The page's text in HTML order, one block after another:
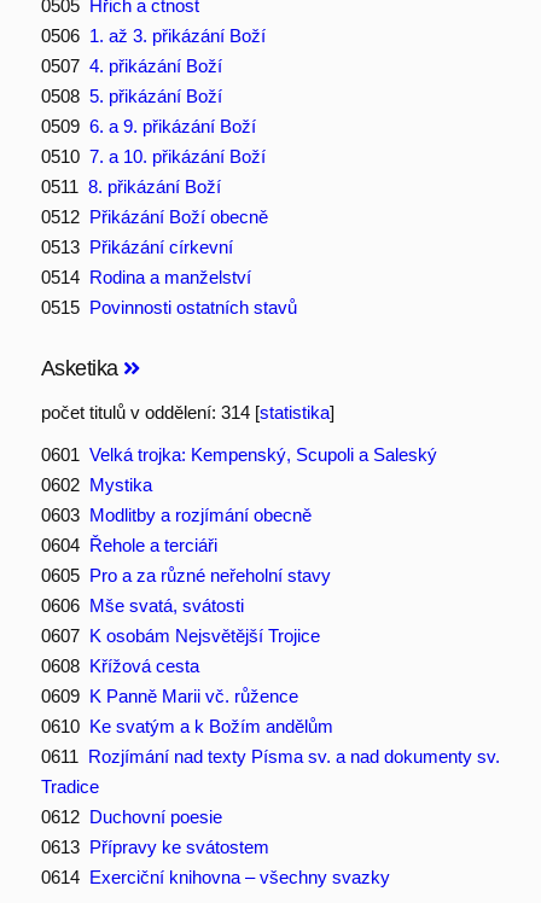
0505 Hřich a ctnost
0506 1. až 3. přikázání Boží
0507 4. přikázání Boží
0508 5. přikázání Boží
0509 6. a 9. přikázání Boží
0510 7. a 10. přikázání Boží
0511 8. přikázání Boží
0512 Přikázání Boží obecně
0513 Přikázání církevní
0514 Rodina a manželství
0515 Povinnosti ostatních stavů
Asketika
počet titulů v oddělení: 314 [statistika]
0601 Velká trojka: Kempenský, Scupoli a Saleský
0602 Mystika
0603 Modlitby a rozjímání obecně
0604 Řehole a terciáři
0605 Pro a za různé neřeholní stavy
0606 Mše svatá, svátosti
0607 K osobám Nejsvětější Trojice
0608 Křížová cesta
0609 K Panně Marii vč. růžence
0610 Ke svatým a k Božím andělům
0611 Rozjímání nad texty Písma sv. a nad dokumenty sv.
Tradice
0612 Duchovní poesie
0613 Přípravy ke svátostem
0614 Exerciční knihovna – všechny svazky